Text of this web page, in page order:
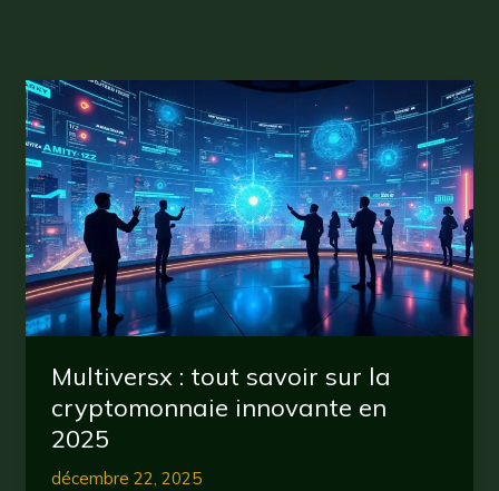
Multiversx : tout savoir sur la
cryptomonnaie innovante en
2025
décembre 22, 2025